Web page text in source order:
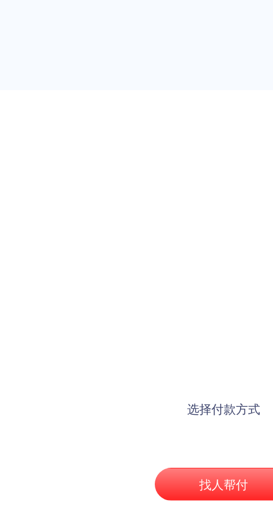
选择付款方式
找人帮付